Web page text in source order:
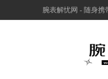
腕表解忧网 - 随身携